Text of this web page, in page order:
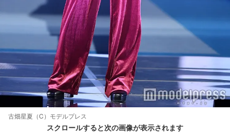
古畑星夏（C）モデルプレス
スクロールすると次の画像が表示されます